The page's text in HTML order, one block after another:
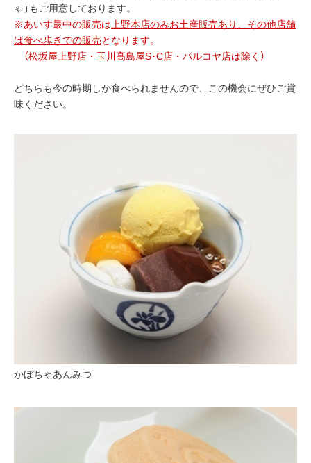
ゃ」もご用意しております。
※あいす最中の販売は 上野本店のみお土産販売あり、その他店舗
は食べ歩きでの販売となります。
（松坂屋上野店・玉川髙島屋S･C店・パルコヤ店は除く）
どちらも今の時期しか食べられませんので、この機会にぜひご賞
味ください。
かぼちゃあんみつ